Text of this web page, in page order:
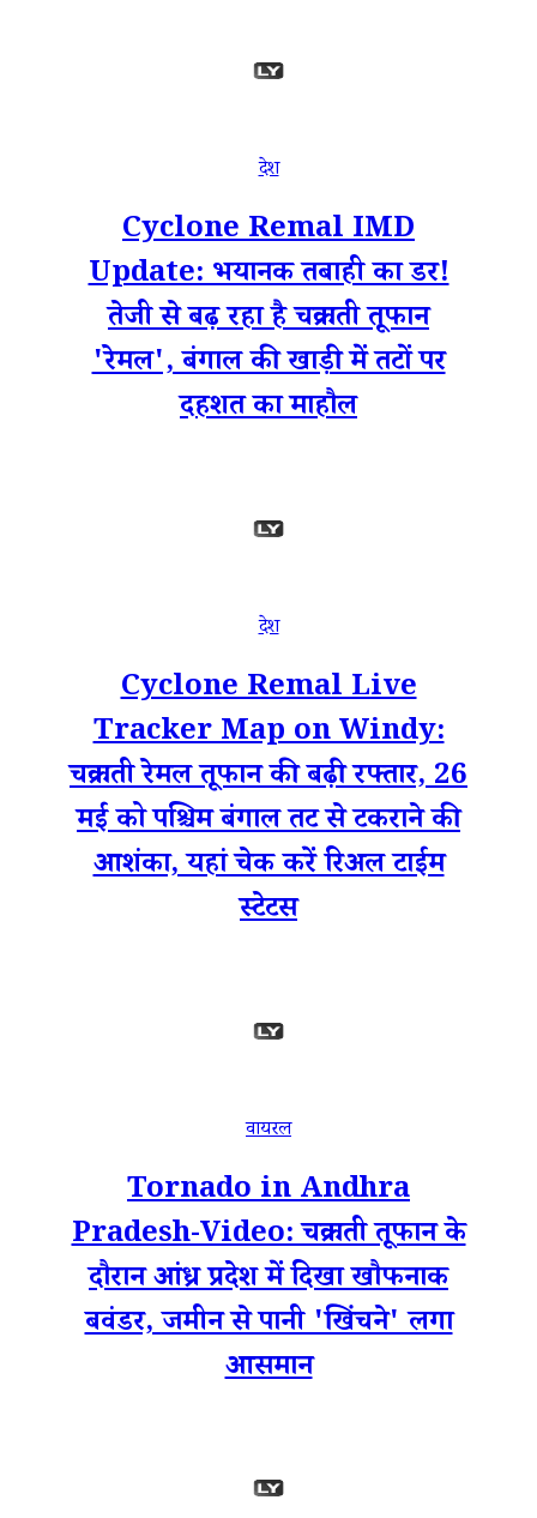
देश
Cyclone Remal IMD
Update: भयानक तबाही का डर!
तेजी से बढ़ रहा है चक्रवाती तूफान
'रेमल', बंगाल की खाड़ी में तटों पर
दहशत का माहौल
देश
Cyclone Remal Live
Tracker Map on Windy:
चक्रवाती रेमल तूफान की बढ़ी रफ्तार, 26
मई को पश्चिम बंगाल तट से टकराने की
आशंका, यहां चेक करें रिअल टाईम
स्टेटस
वायरल
Tornado in Andhra
Pradesh-Video: चक्रवाती तूफान के
दौरान आंध्र प्रदेश में दिखा खौफनाक
बवंडर, जमीन से पानी 'खिंचने' लगा
आसमान